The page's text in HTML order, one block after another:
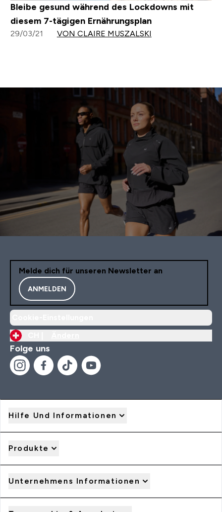
Bleibe gesund während des Lockdowns mit
diesem 7-tägigen Ernährungsplan
29/03/21 VON CLAIRE MUSZALSKI
Melde dich für unseren Newsletter an
ANMELDEN
Folge uns
Hilfe Und Informationen
Produkte
Unternehmens Informationen